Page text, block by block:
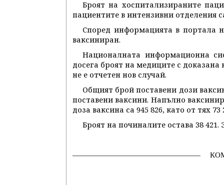
Броят на хоспитализираните
пациентите в интензивни отделения
Според информацията в портала
ваксиниран.
Националната информационна
досега броят на медиците с доказана
не е отчетен нов случай.
Общият брой поставени дози
поставени ваксини. Напълно
доза ваксина са 945 826, като от тях
Броят на починалите остава 38